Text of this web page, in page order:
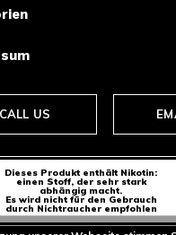
CALL US
Dieses Produkt enthält Nikotin:
einen Stoff, der sehr stark
abhängig macht.
Es wird nicht für den Gebrauch
durch Nichtraucher empfohlen